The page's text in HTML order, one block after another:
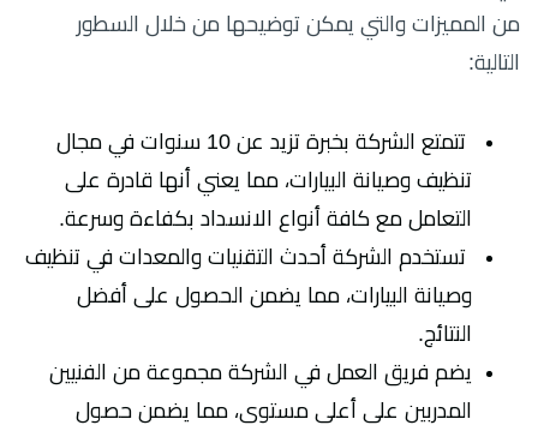
من المميزات والتي يمكن توضيحها من خلال السطور
التالية:
تتمتع الشركة بخبرة تزيد عن 10 سنوات في مجال
تنظيف وصيانة البيارات، مما يعني أنها قادرة على
التعامل مع كافة أنواع الانسداد بكفاءة وسرعة.
تستخدم الشركة أحدث التقنيات والمعدات في تنظيف
وصيانة البيارات، مما يضمن الحصول على أفضل
النتائج.
يضم فريق العمل في الشركة مجموعة من الفنيين
المدربين على أعلى مستوى، مما يضمن حصول